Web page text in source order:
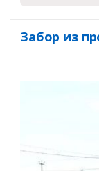
Забор из